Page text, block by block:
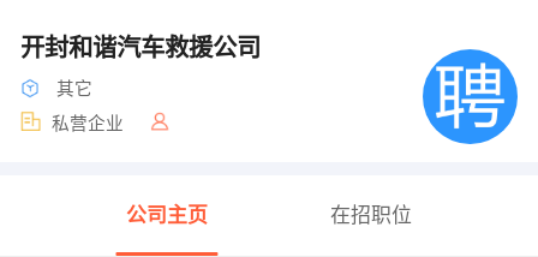
开封和谐汽车救援公司
其它
私营企业
公司主页 在招职位